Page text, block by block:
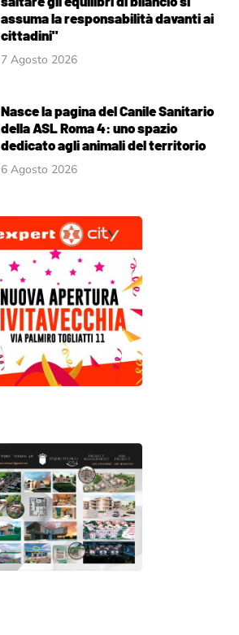
assuma la responsabilità davanti ai
cittadini"
7 Agosto 2026
Nasce la pagina del Canile Sanitario
della ASL Roma 4: uno spazio
dedicato agli animali del territorio
6 Agosto 2026